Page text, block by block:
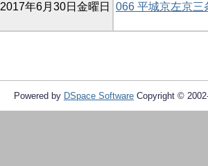
2017年6月30日金曜日 066 平城京左京三
Powered by DSpace Software Copyright ©